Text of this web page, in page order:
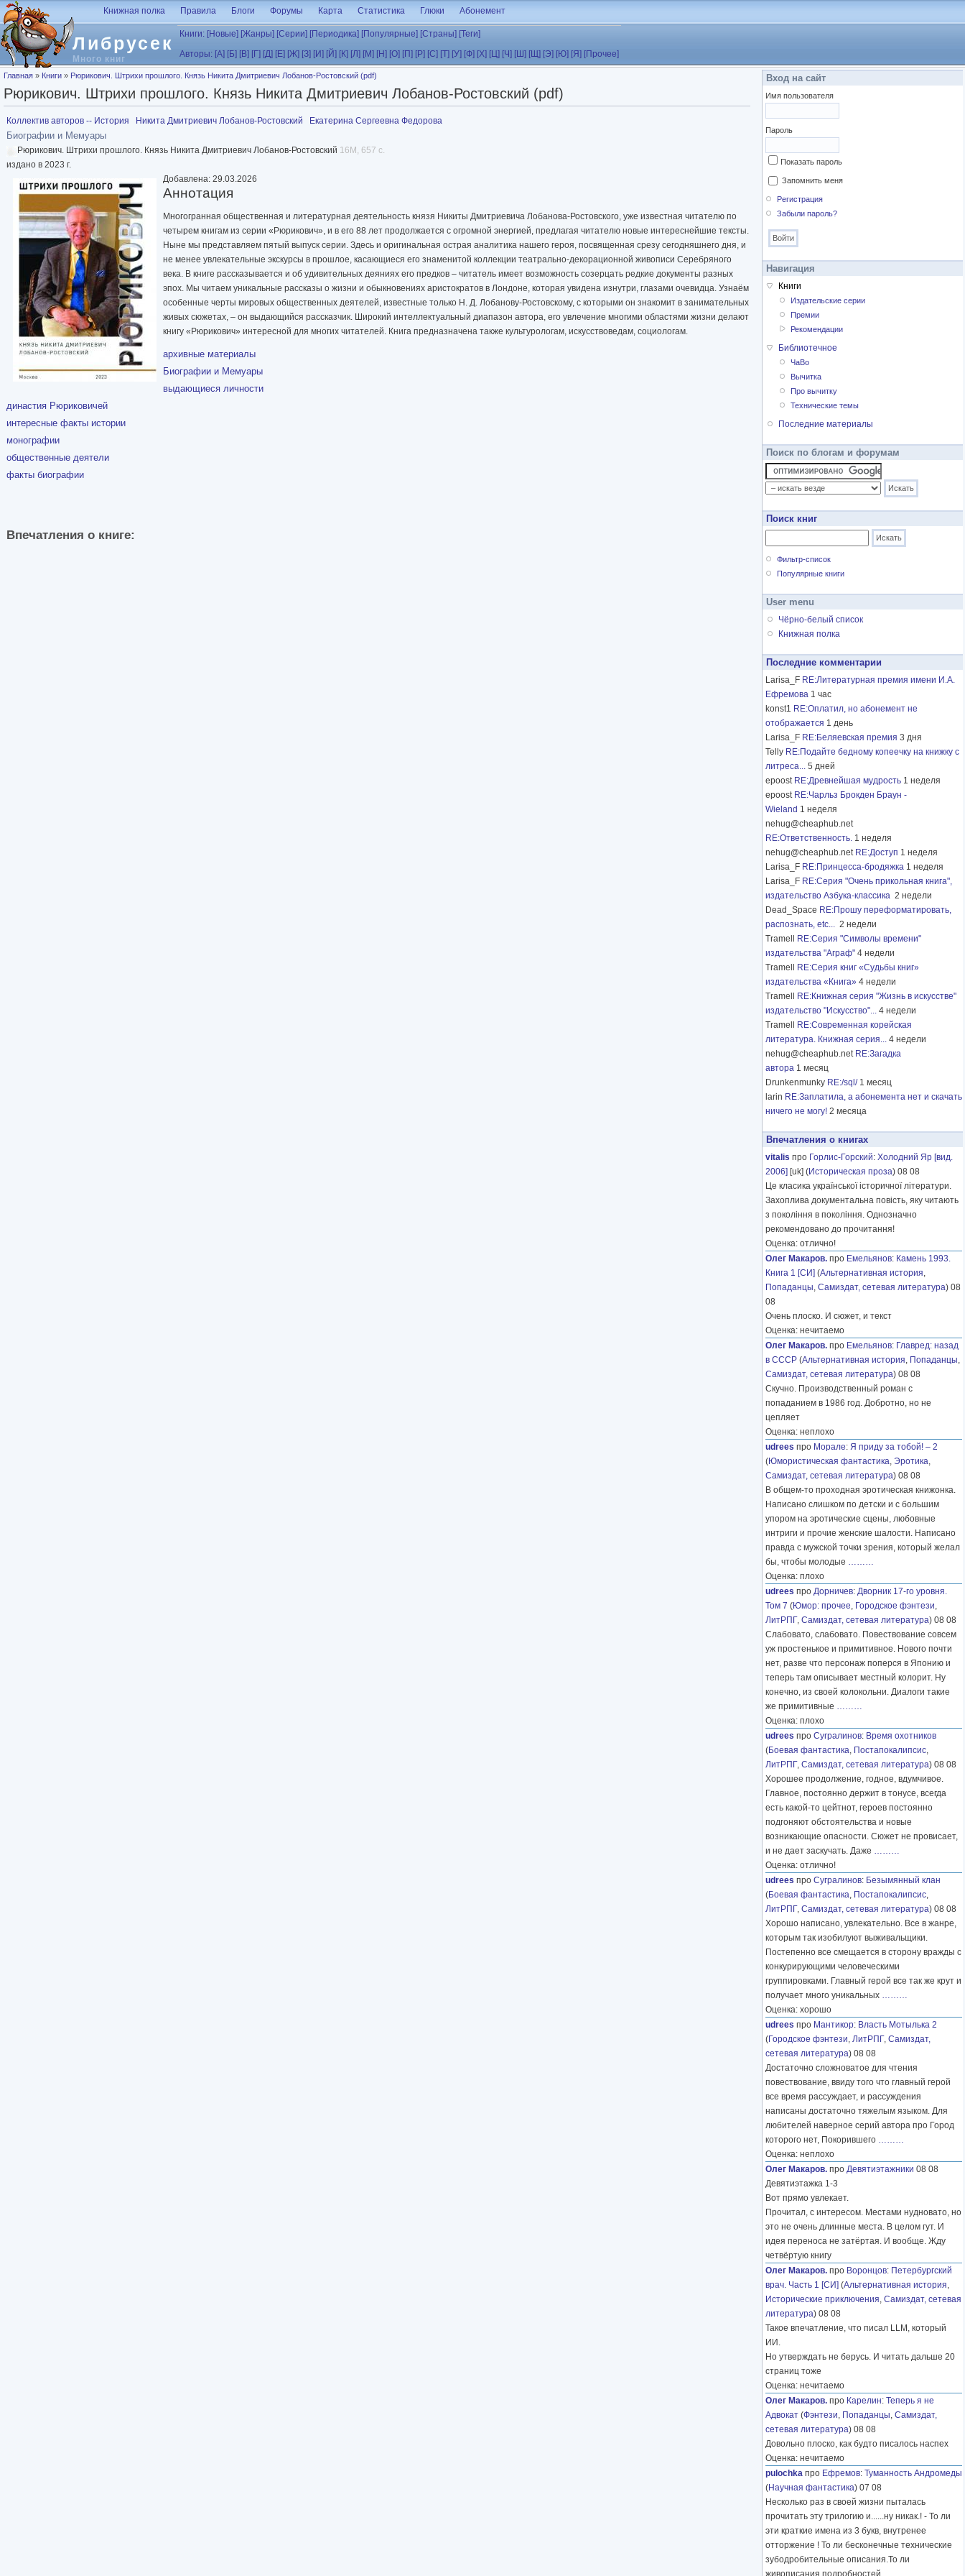
Перейти к основному содержанию
Либрусек
Много книг
Книжная полка Правила Блоги Форумы Карта Статистика Глюки Абонемент
Книги: [Новые] [Жанры] [Серии] [Периодика] [Популярные] [Страны] [Теги]
Авторы: [А] [Б] [В] [Г] [Д] [Е] [Ж] [З] [И] [Й] [К] [Л] [М] [Н] [О] [П] [Р] [С] [Т] [У] [Ф] [Х] [Ц] [Ч] [Ш] [Щ] [Э] [Ю] [Я] [Прочее]
Вы здесь
Главная » Книги » Рюрикович. Штрихи прошлого. Князь Никита Дмитриевич Лобанов-Ростовский (pdf)
Рюрикович. Штрихи прошлого. Князь Никита Дмитриевич Лобанов-Ростовский (pdf)
Коллектив авторов -- История Никита Дмитриевич Лобанов-Ростовский Екатерина Сергеевна Федорова
Биографии и Мемуары
Рюрикович. Штрихи прошлого. Князь Никита Дмитриевич Лобанов-Ростовский 16M, 657 с.
издано в 2023 г.
Добавлена: 29.03.2026
Аннотация
Многогранная общественная и литературная деятельность князя Никиты Дмитриевича Лобанова-Ростовского, уже известная читателю по
четырем книгам из серии «Рюрикович», и в его 88 лет продолжается с огромной энергией, предлагая читателю новые интереснейшие тексты.
Ныне мы представляем пятый выпуск серии. Здесь и оригинальная острая аналитика нашего героя, посвященная срезу сегодняшнего дня, и
не менее увлекательные экскурсы в прошлое, касающиеся его знаменитой коллекции театрально-декорационной живописи Серебряного
века. В книге рассказывается и об удивительных деяниях его предков – читатель имеет возможность созерцать редкие документы разных
эпох. Мы читаем уникальные рассказы о жизни и обыкновениях аристократов в Лондоне, которая увидена изнутри, глазами очевидца. Узнаём
особенные черты мировых общественных деятелей, известные только Н. Д. Лобанову-Ростовскому, с которыми он знакомит в занимательных
живых сюжетах, – он выдающийся рассказчик. Широкий интеллектуальный диапазон автора, его увлечение многими областями жизни делают
книгу «Рюрикович» интересной для многих читателей. Книга предназначена также культурологам, искусствоведам, социологам.
архивные материалы
Биографии и Мемуары
выдающиеся личности
династия Рюриковичей
интересные факты истории
монографии
общественные деятели
факты биографии
Впечатления о книге:
Вход на сайт
Имя пользователя
Пароль
Показать пароль
Запомнить меня
Регистрация
Забыли пароль?
Навигация
Книги
Издательские серии
Премии
Рекомендации
Библиотечное
ЧаВо
Вычитка
Про вычитку
Технические темы
Последние материалы
Поиск по блогам и форумам
Поиск книг
Фильтр-список
Популярные книги
User menu
Чёрно-белый список
Книжная полка
Последние комментарии
Larisa_F RE:Литературная премия имени И.А.
Ефремова 1 час
konst1 RE:Оплатил, но абонемент не
отображается 1 день
Larisa_F RE:Беляевская премия 3 дня
Telly RE:Подайте бедному копеечку на книжку с
литреса... 5 дней
epoost RE:Древнейшая мудрость 1 неделя
epoost RE:Чарльз Брокден Браун -
Wieland 1 неделя
nehug@cheaphub.net
RE:Ответственность. 1 неделя
nehug@cheaphub.net RE:Доступ 1 неделя
Larisa_F RE:Принцесса-бродяжка 1 неделя
Larisa_F RE:Серия "Очень прикольная книга",
издательство Азбука-классика 2 недели
Dead_Space RE:Прошу переформатировать,
распознать, etc... 2 недели
Tramell
RE:Серия "Символы времени"
издательства "Аграф" 4 недели
Tramell
RE:Серия книг «Судьбы книг»
издательства «Книга» 4 недели
Tramell
RE:Книжная серия "Жизнь в искусстве"
издательство "Искусство"... 4 недели
Tramell
RE:Современная корейская
литература. Книжная серия... 4 недели
nehug@cheaphub.net RE:Загадка
автора 1 месяц
Drunkenmunky RE:/sql/ 1 месяц
larin RE:Заплатила, а абонемента нет и скачать
ничего не могу! 2 месяца
Впечатления о книгах
vitalis про Горлис-Горский: Холодний Яр [вид.
2006] [uk] (Историческая проза) 08 08
Це класика української історичної літератури.
Захоплива документальна повість, яку читають
з покоління в покоління. Однозначно
рекомендовано до прочитання!
Оценка: отлично!
Олег Макаров. про Емельянов: Камень 1993.
Книга 1 [СИ] (Альтернативная история,
Попаданцы, Самиздат, сетевая литература) 08
08
Очень плоско. И сюжет, и текст
Оценка: нечитаемо
Олег Макаров. про Емельянов: Главред: назад
в СССР (Альтернативная история, Попаданцы,
Самиздат, сетевая литература) 08 08
Скучно. Производственный роман с
попаданием в 1986 год. Добротно, но не
цепляет
Оценка: неплохо
udrees про Морале: Я приду за тобой! – 2
(Юмористическая фантастика, Эротика,
Самиздат, сетевая литература) 08 08
В общем-то проходная эротическая книжонка.
Написано слишком по детски и с большим
упором на эротические сцены, любовные
интриги и прочие женские шалости. Написано
правда с мужской точки зрения, который желал
бы, чтобы молодые ………
Оценка: плохо
udrees про Дорничев: Дворник 17-го уровня.
Том 7 (Юмор: прочее, Городское фэнтези,
ЛитРПГ, Самиздат, сетевая литература) 08 08
Слабовато, слабовато. Повествование совсем
уж простенькое и примитивное. Нового почти
нет, разве что персонаж поперся в Японию и
теперь там описывает местный колорит. Ну
конечно, из своей колокольни. Диалоги такие
же примитивные ………
Оценка: плохо
udrees про Сугралинов: Время охотников
(Боевая фантастика, Постапокалипсис,
ЛитРПГ, Самиздат, сетевая литература) 08 08
Хорошее продолжение, годное, вдумчивое.
Главное, постоянно держит в тонусе, всегда
есть какой-то цейтнот, героев постоянно
подгоняют обстоятельства и новые
возникающие опасности. Сюжет не провисает,
и не дает заскучать. Даже ………
Оценка: отлично!
udrees про Сугралинов: Безымянный клан
(Боевая фантастика, Постапокалипсис,
ЛитРПГ, Самиздат, сетевая литература) 08 08
Хорошо написано, увлекательно. Все в жанре,
которым так изобилуют выживальщики.
Постепенно все смещается в сторону вражды с
конкурирующими человеческими
группировками. Главный герой все так же крут и
получает много уникальных ………
Оценка: хорошо
udrees про Мантикор: Власть Мотылька 2
(Городское фэнтези, ЛитРПГ, Самиздат,
сетевая литература) 08 08
Достаточно сложноватое для чтения
повествование, ввиду того что главный герой
все время рассуждает, и рассуждения
написаны достаточно тяжелым языком. Для
любителей наверное серий автора про Город
которого нет, Покорившего ………
Оценка: неплохо
Олег Макаров. про Девятиэтажники 08 08
Девятиэтажка 1-3
Вот прямо увлекает.
Прочитал, с интересом. Местами нудновато, но
это не очень длинные места. В целом гут. И
идея переноса не затёртая. И вообще. Жду
четвёртую книгу
Олег Макаров. про Воронцов: Петербургский
врач. Часть 1 [СИ] (Альтернативная история,
Исторические приключения, Самиздат, сетевая
литература) 08 08
Такое впечатление, что писал LLM, который
ИИ.
Но утверждать не берусь. И читать дальше 20
страниц тоже
Оценка: нечитаемо
Олег Макаров. про Карелин: Теперь я не
Адвокат (Фэнтези, Попаданцы, Самиздат,
сетевая литература) 08 08
Довольно плоско, как будто писалось наспех
Оценка: нечитаемо
pulochka про Ефремов: Туманность Андромеды
(Научная фантастика) 07 08
Несколько раз в своей жизни пыталась
прочитать эту трилогию и......ну никак.! - То ли
эти краткие имена из 3 букв, внутренее
отторжение ! То ли бесконечные технические
зубодробительные описания.То ли